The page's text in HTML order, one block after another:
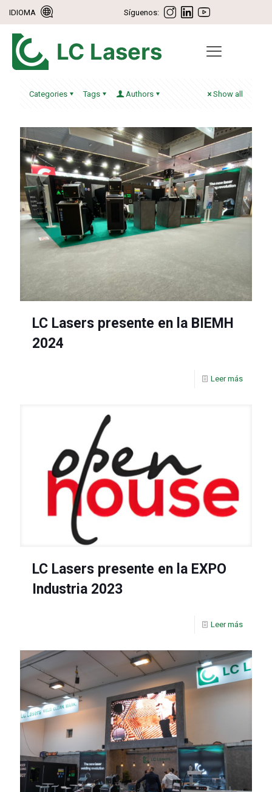
IDIOMA Síguenos:
Categories Tags Authors Show all
LC Lasers presente en la BIEMH
2024
Leer más
LC Lasers presente en la EXPO
Industria 2023
Leer más